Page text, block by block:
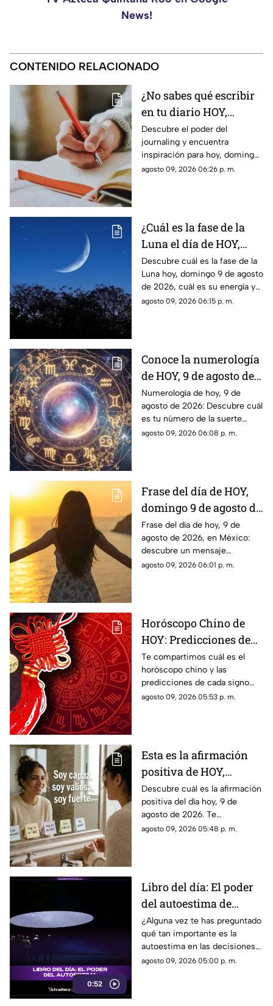
News!
CONTENIDO RELACIONADO
¿No sabes qué escribir
en tu diario HOY,
domingo 9 de agosto de
2026? Usa este journal
prompt
Descubre el poder del
journaling y encuentra
inspiración para hoy, domingo
9 de agosto de 2026. Un
agosto 09, 2026 06:26 p. m.
¿Cuál es la fase de la
Luna el día de HOY,
domingo 9 de agosto de
2026? Así se verá el
astro durante la noche
Descubre cuál es la fase de la
Luna hoy, domingo 9 de agosto
de 2026, cuál es su energía y
cómo nos podría afectar.
agosto 09, 2026 06:15 p. m.
Conoce la numerología
de HOY, 9 de agosto de
2026: ¿Cuál es el
número de la suerte de
este domingo para cada
signo del zodiaco?
Numerología de hoy, 9 de
agosto de 2026: Descubre cuál
es tu número de la suerte
según tu signo zodiacal.
agosto 09, 2026 06:08 p. m.
Frase del día de HOY,
domingo 9 de agosto de
2026: Mensajes para
reflexionar y compartir
Frase del día de hoy, 9 de
agosto de 2026, en México:
descubre un mensaje
inspirador para reflexionar y
agosto 09, 2026 06:01 p. m.
Horóscopo Chino de
HOY: Predicciones de
este domingo 9 de
agosto de 2026 para
cada signo del zodiaco
Te compartimos cuál es el
horóscopo chino y las
predicciones de cada signo
para el día de hoy, domingo 9
agosto 09, 2026 05:53 p. m.
Esta es la afirmación
positiva de HOY,
domingo 9 de agosto de
2026: Repite estas
palabras y llena tu día
de energía
Descubre cuál es la afirmación
positiva del día hoy, 9 de
agosto de 2026. Te
compartimos un mensaje
agosto 09, 2026 05:48 p. m.
0:52
Libro del día: El poder
del autoestima de
Nathaniel Branden
¿Alguna vez te has preguntado
qué tan importante es la
autoestima en las decisiones
que tomas todos los días? En
agosto 09, 2026 05:00 p. m.